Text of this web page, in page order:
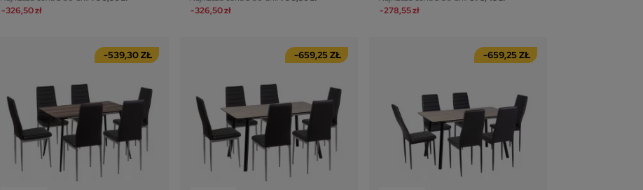
-326,50 zł
-326,50 zł
-278,55 zł
-539,30 ZŁ -659,25 ZŁ -659,25 ZŁ